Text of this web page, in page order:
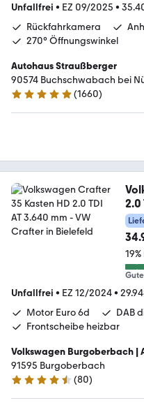
Unfallfrei • EZ 09/2025 •
Rückfahrkamera
270° Öffnungswinkel
Autohaus Straußberger
90574 Buchschwabach bei
4.9 Sterne
(1660)
2.0
Unfallfrei • EZ 12/2024•
Motor Euro 6d
DAB
Frontscheibe heizbar
Volkswagen Burgoberbach |
Breitschwert GmbH
91595 Burgoberbach
4.7 Sterne
(80)